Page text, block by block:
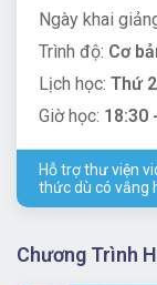
Ngày khai
Trình độ: Cơ
Lịch học: Thứ
Giờ học: 18:30
Hỗ trợ thư viện
thức dù có vắng
Chương Trình